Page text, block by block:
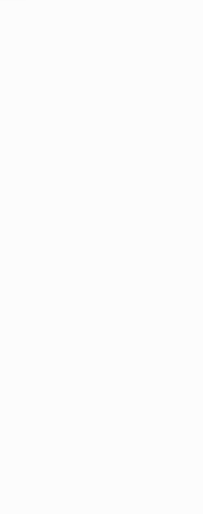
Dyson Airwrap plaukų formavimo prietaisas (atsiliepimai)